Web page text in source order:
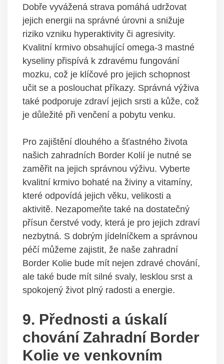
Dobře vyvážená strava pomáhá udržovat
jejich energii na správné úrovni a snižuje
riziko vzniku hyperaktivity či agresivity.
Kvalitní krmivo obsahující omega-3 mastné
kyseliny přispívá k zdravému fungování
mozku, což je klíčové pro jejich schopnost
učit se a poslouchat příkazy. Správná výživa
také podporuje zdraví jejich srsti a kůže, což
je důležité při venčení a pobytu venku.
Pro zajištění dlouhého a šťastného života
našich zahradních Border Kolií je nutné se
zaměřit na jejich správnou výživu. Vyberte
kvalitní krmivo bohaté na živiny a vitamíny,
které odpovídá jejich věku, velikosti a
aktivitě. Nezapomeňte také na dostatečný
přísun čerstvé vody, která je pro jejich zdraví
nezbytná. S dobrým jídelníčkem a správnou
péčí můžeme zajistit, že naše zahradní
Border Kolie bude mít nejen zdravé chování,
ale také bude mít silné svaly, lesklou srst a
spokojený život plný radosti a energie.
9. Přednosti a úskalí
chování Zahradní Border
Kolie ve venkovním